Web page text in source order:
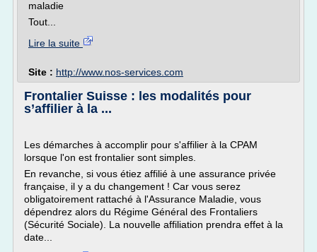
maladie
Tout...
Lire la suite
Site : http://www.nos-services.com
Frontalier Suisse : les modalités pour
s’affilier à la ...
Les démarches à accomplir pour s'affilier à la CPAM
lorsque l'on est frontalier sont simples.
En revanche, si vous étiez affilié à une assurance privée
française, il y a du changement ! Car vous serez
obligatoirement rattaché à l'Assurance Maladie, vous
dépendrez alors du Régime Général des Frontaliers
(Sécurité Sociale). La nouvelle affiliation prendra effet à la
date...